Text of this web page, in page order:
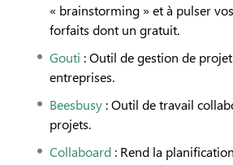
« brainstorming » et à pulser
forfaits dont un gratuit.
Gouti : Outil de gestion de
entreprises.
Beesbusy : Outil de travail
projets.
Collaboard : Rend la